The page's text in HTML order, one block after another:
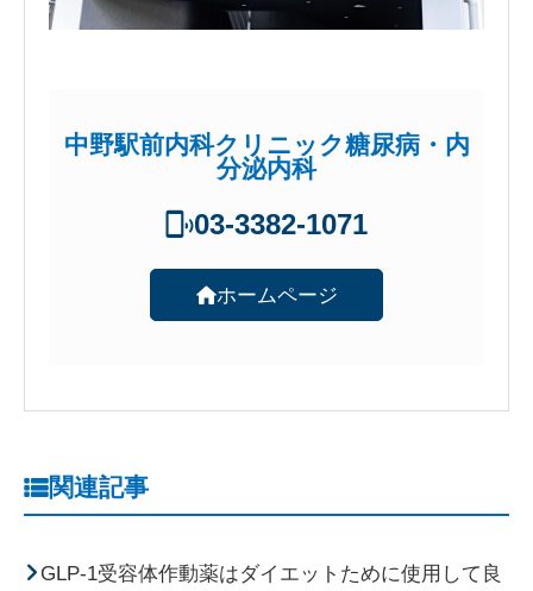
中野駅前内科クリニック糖尿病・内
分泌内科
03-3382-1071
ホームページ
関連記事
GLP-1受容体作動薬はダイエットために使用して良